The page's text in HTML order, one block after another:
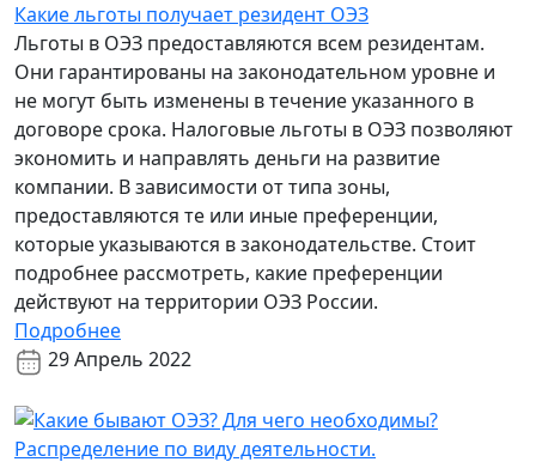
Какие льготы получает резидент ОЭЗ
Льготы в ОЭЗ предоставляются всем резидентам.
Они гарантированы на законодательном уровне и
не могут быть изменены в течение указанного в
договоре срока. Налоговые льготы в ОЭЗ позволяют
экономить и направлять деньги на развитие
компании. В зависимости от типа зоны,
предоставляются те или иные преференции,
которые указываются в законодательстве. Стоит
подробнее рассмотреть, какие преференции
действуют на территории ОЭЗ России.
Подробнее
29 Апрель 2022